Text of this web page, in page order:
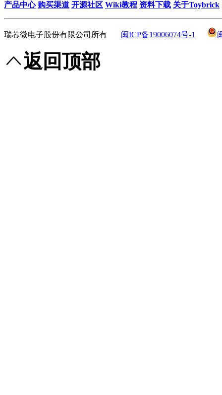
产品中心 购买渠道 开源社区 Wiki教程 资料下载 关于Toybrick
瑞芯微电子股份有限公司所有 闽ICP备19006074号-1
返回顶部